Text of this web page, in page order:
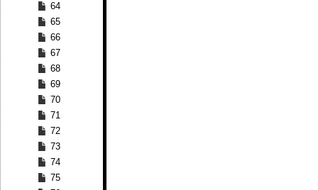
64
65
66
67
68
69
70
71
72
73
74
75